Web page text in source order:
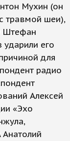
Мухин (он
травмой шеи),
Штефан
его
для
радио
Алексей
«Эхо
Анатолий